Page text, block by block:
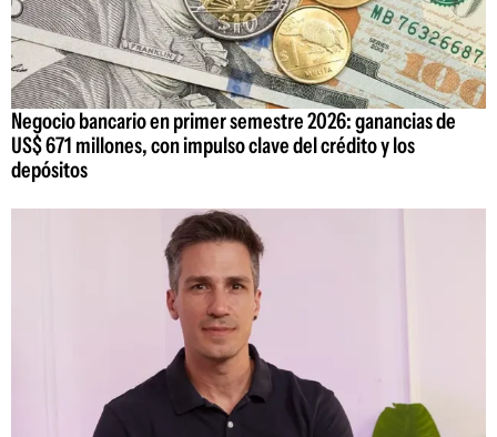
Negocio bancario en primer semestre 2026: ganancias de
US$ 671 millones, con impulso clave del crédito y los
depósitos